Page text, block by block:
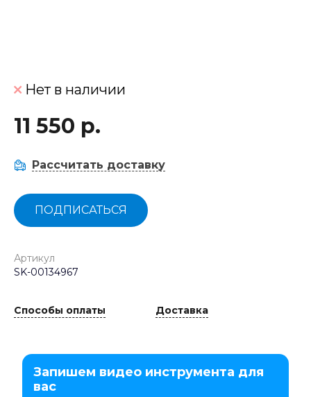
Нет в наличии
11 550 р.
Рассчитать доставку
ПОДПИСАТЬСЯ
Артикул
SK-00134967
Способы оплаты Доставка
Запишем видео инструмента для
вас